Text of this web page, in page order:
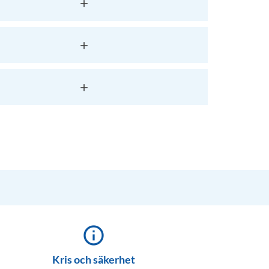
info_outline
Kris och säkerhet